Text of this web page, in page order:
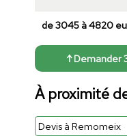
de 3045 à 4820
↑ Demander
À proximité
Devis à Remomeix